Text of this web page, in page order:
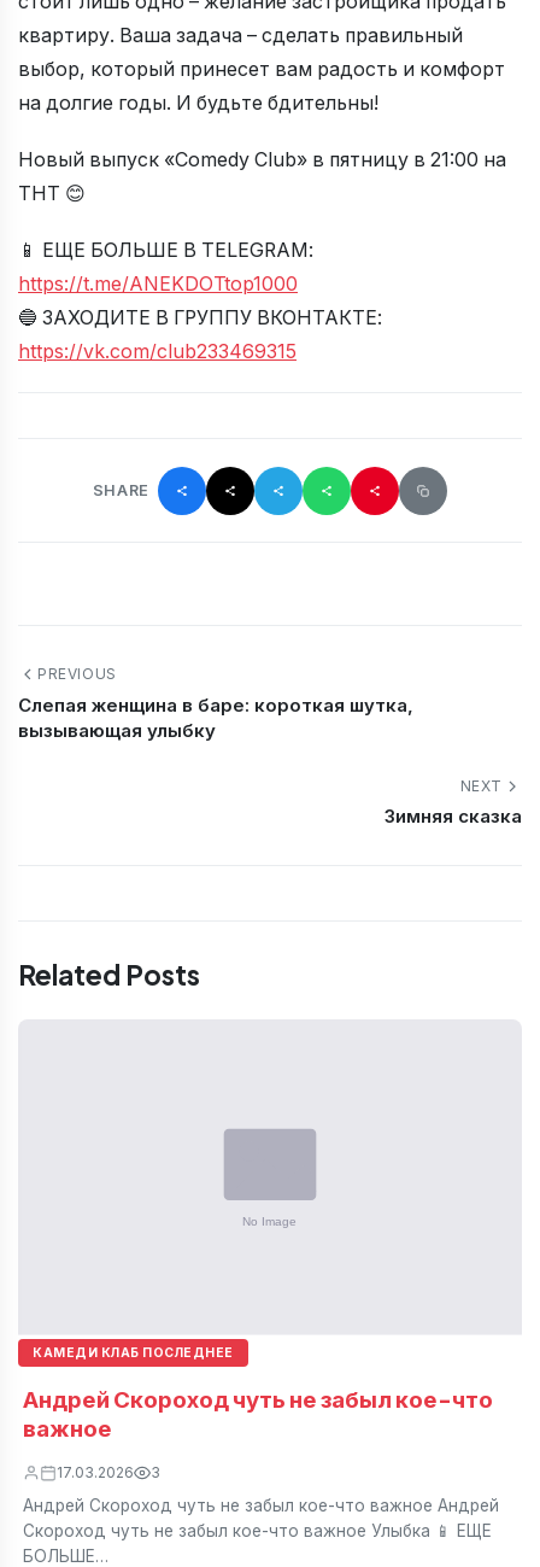
квартиру. Ваша задача – сделать правильный
выбор, который принесет вам радость и комфорт
на долгие годы. И будьте бдительны!
Новый выпуск «Comedy Club» в пятницу в 21:00 на
ТНТ 😊
📱 ЕЩЕ БОЛЬШЕ В TELEGRAM:
https://t.me/ANEKDOTtop1000
🔵 ЗАХОДИТЕ В ГРУППУ ВКОНТАКТЕ:
https://vk.com/club233469315
SHARE
PREVIOUS
Слепая женщина в баре: короткая шутка,
вызывающая улыбку
NEXT
Зимняя сказка
Related Posts
КАМЕДИ КЛАБ ПОСЛЕДНЕЕ
Андрей Скороход чуть не забыл кое-что
важное
17.03.2026 3
Андрей Скороход чуть не забыл кое-что важное Андрей
Скороход чуть не забыл кое-что важное Улыбка 📱 ЕЩЕ
БОЛЬШЕ…